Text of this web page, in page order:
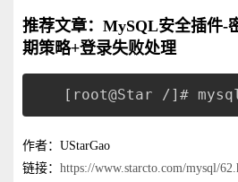
推荐文章： MySQL安全插件-
期策略+登录失败处理
[root@Star /]#
作者：UStarGao
链接： https://www.starcto.com/mysql/